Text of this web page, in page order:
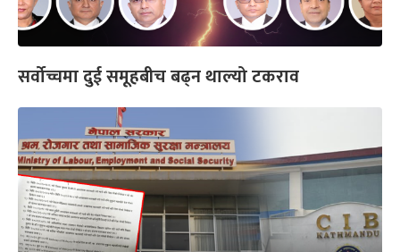
सर्वोच्चमा दुई समूहबीच बढ्न थाल्यो टकराव